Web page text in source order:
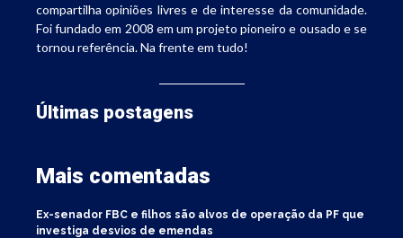
compartilha opiniões livres e de interesse da comunidade.
Foi fundado em 2008 em um projeto pioneiro e ousado e se
tornou referência. Na frente em tudo!
Últimas postagens
Mais comentadas
Ex-senador FBC e filhos são alvos de operação da PF que
investiga desvios de emendas